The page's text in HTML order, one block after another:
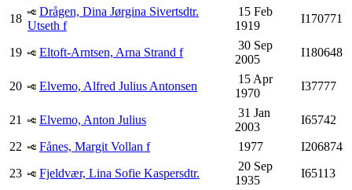
18
Drågen, Dina Jørgina Sivertsdtr.
Utseth f
15 Feb
1919
I170771
19 Eltoft-Arntsen, Arna Strand f
30 Sep
2005
I180648
20 Elvemo, Alfred Julius Antonsen
15 Apr
1970
I37777
21 Elvemo, Anton Julius
31 Jan
2003
I65742
22
Fånes, Margit Vollan f 1977
I206874
23
Fjeldvær, Lina Sofie Kaspersdtr.
20 Sep
1935
I65113